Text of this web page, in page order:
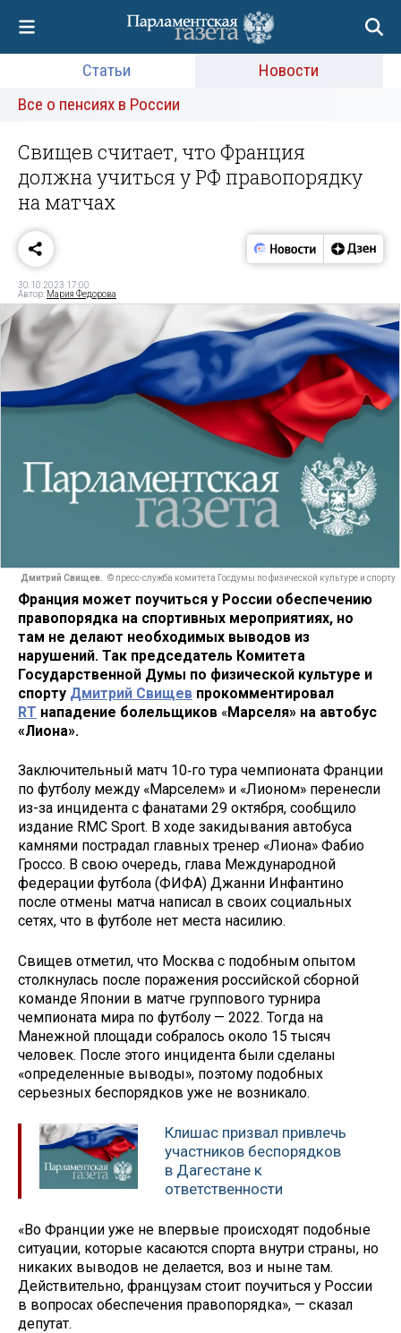
Статьи
Новости
Все о пенсиях в России
Свищев считает, что Франция
должна учиться у РФ правопорядку
на матчах
30.10.2023 17:00
Автор: Мария Федорова
Дмитрий Свищев. © пресс-служба комитета Госдумы по физической культуре и спорту
Франция может поучиться у России обеспечению
правопорядка на спортивных мероприятиях, но
там не делают необходимых выводов из
нарушений. Так председатель Комитета
Государственной Думы по физической культуре и
спорту Дмитрий Свищев прокомментировал
RT нападение болельщиков «Марселя» на автобус
«Лиона».
Заключительный матч 10‑го тура чемпионата Франции
по футболу между «Марселем» и «Лионом» перенесли
из-за инцидента с фанатами 29 октября, сообщило
издание RMC Sport. В ходе закидывания автобуса
камнями пострадал главных тренер «Лиона» Фабио
Гроссо. В свою очередь, глава Международной
федерации футбола (ФИФА) Джанни Инфантино
после отмены матча написал в своих социальных
сетях, что в футболе нет места насилию.
Свищев отметил, что Москва с подобным опытом
столкнулась после поражения российской сборной
команде Японии в матче группового турнира
чемпионата мира по футболу — 2022. Тогда на
Манежной площади собралось около 15 тысяч
человек. После этого инцидента были сделаны
«определенные выводы», поэтому подобных
серьезных беспорядков уже не возникало.
Клишас призвал привлечь
участников беспорядков
в Дагестане к
ответственности
«Во Франции уже не впервые происходят подобные
ситуации, которые касаются спорта внутри страны, но
никаких выводов не делается, воз и ныне там.
Действительно, французам стоит поучиться у России
в вопросах обеспечения правопорядка», — сказал
депутат.